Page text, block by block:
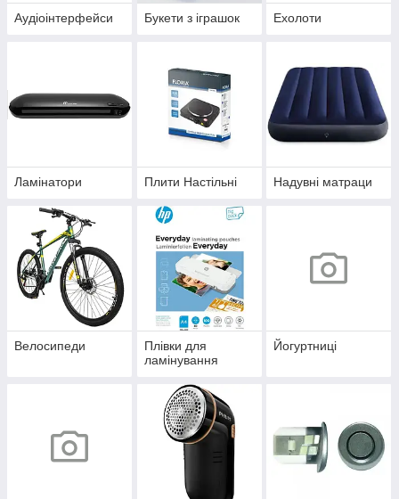
Аудіоінтерфейси Букети з іграшок Ехолоти
Ламінатори Плити Настільні Надувні матраци
Велосипеди
Плівки для
ламінування
Йогуртниці